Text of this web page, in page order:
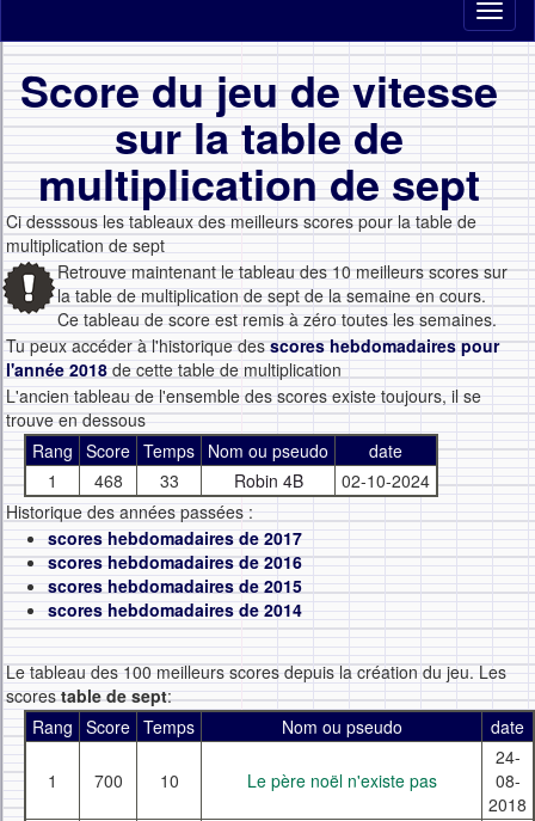
Score du jeu de vitesse
sur la table de
multiplication de sept
Ci desssous les tableaux des meilleurs scores pour la table de
multiplication de sept
Retrouve maintenant le tableau des 10 meilleurs scores sur
la table de multiplication de sept de la semaine en cours.
Ce tableau de score est remis à zéro toutes les semaines.
Tu peux accéder à l'historique desscores hebdomadaires pour
l'année 2018 de cette table de multiplication
L'ancien tableau de l'ensemble des scores existe toujours, il se
trouve en dessous
Rang Score Temps Nom ou pseudo
date
1
468 33 Robin 4B
02-10-2024
Historique des années passées :
scores hebdomadaires de 2017
scores hebdomadaires de 2016
scores hebdomadaires de 2015
scores hebdomadaires de 2014
Le tableau des 100 meilleurs scores depuis la création du jeu. Les
scorestable de sept:
Rang Score Temps Nom ou pseudo date
1 700 10 Le père noël n'existe pas
24-
08-
2018